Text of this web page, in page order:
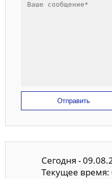
Отправить
Сегодня -
Текущее время: